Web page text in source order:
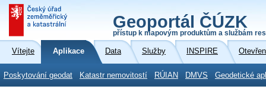
Geoportál ČÚZK
přístup k mapovým produktům a službám
Vítejte Aplikace Data Služby INSPIRE
Poskytování geodat Katastr nemovitostí RÚIAN DMVS Geodetické